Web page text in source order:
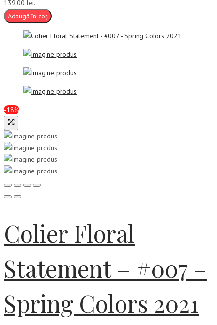
139,00 lei.
Adaugă în coș
-18%
Colier Floral
Statement – #007 –
Spring Colors 2021